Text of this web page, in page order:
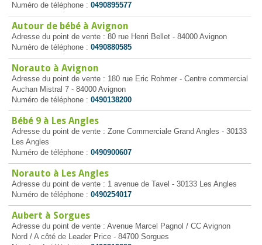
Numéro de téléphone : 0490895577
Autour de bébé à Avignon
Adresse du point de vente : 80 rue Henri Bellet - 84000 Avignon
Numéro de téléphone : 0490880585
Norauto à Avignon
Adresse du point de vente : 180 rue Eric Rohmer - Centre commercial
Auchan Mistral 7 - 84000 Avignon
Numéro de téléphone : 0490138200
Bébé 9 à Les Angles
Adresse du point de vente : Zone Commerciale Grand Angles - 30133
Les Angles
Numéro de téléphone : 0490900607
Norauto à Les Angles
Adresse du point de vente : 1 avenue de Tavel - 30133 Les Angles
Numéro de téléphone : 0490254017
Aubert à Sorgues
Adresse du point de vente : Avenue Marcel Pagnol / CC Avignon
Nord / A côté de Leader Price - 84700 Sorgues